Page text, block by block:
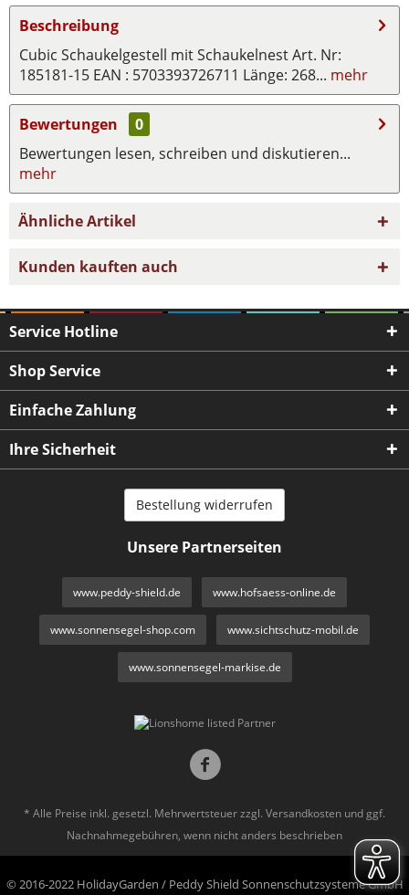
Beschreibung
Cubic Schaukelgestell mit Schaukelnest Art. Nr:
185181-15 EAN : 5703393726711 Länge: 268... mehr
Bewertungen
0
Bewertungen lesen, schreiben und diskutieren...
mehr
Ähnliche Artikel
Kunden kauften auch
Service Hotline
Shop Service
Einfache Zahlung
Ihre Sicherheit
Bestellung widerrufen
Unsere Partnerseiten
www.peddy-shield.de www.hofsaess-online.de
www.sonnensegel-shop.com www.sichtschutz-mobil.de
www.sonnensegel-markise.de
* Alle Preise inkl. gesetzl. Mehrwertsteuer zzgl. Versandkosten und ggf.
Nachnahmegebühren, wenn nicht anders beschrieben
© 2016-2022 HolidayGarden / Peddy Shield Sonnenschutzsysteme GmbH